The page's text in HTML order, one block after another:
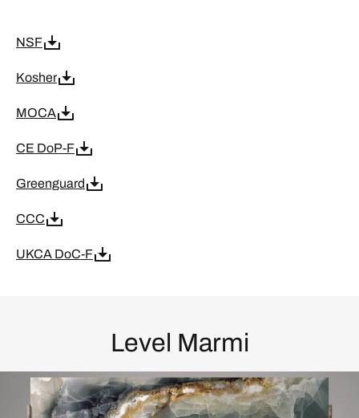
NSF
Kosher
MOCA
CE DoP-F
Greenguard
CCC
UKCA DoC-F
Level Marmi